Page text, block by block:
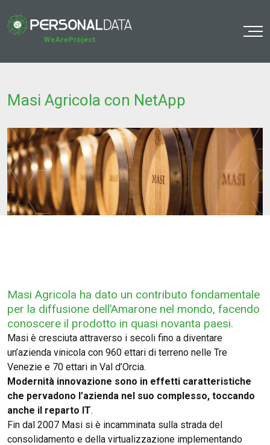
Masi Agricola con NetApp
Masi Agricola ha dato un contributo fondamentale
per la diffusione dell’Amarone nel mondo, facendo
conoscere il prodotto in quasi novanta paesi.
Masi è cresciuta attraverso i secoli fino a diventare
un’azienda vinicola con 960 ettari di terreno nelle Tre
Venezie e 70 ettari in Val d’Orcia.
Modernità innovazione sono in effetti caratteristiche
che pervadono l’azienda nel suo complesso, toccando
anche il reparto IT.
Fin dal 2007 Masi si è incamminata sulla strada del
consolidamento e della virtualizzazione implementando